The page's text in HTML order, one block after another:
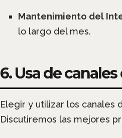
Mantenimiento del
lo largo del mes.
6. Usa de
Elegir y utilizar los canales
Discutiremos las mejores